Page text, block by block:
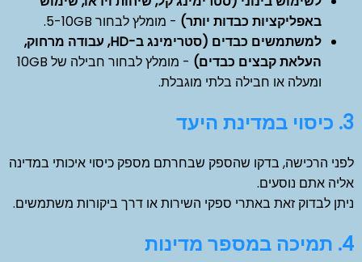
באפליקציות כבדות יותר) - מומלץ לבחור 5-10GB.
למשתמשים כבדים (סטרימינג ב-HD, עבודה מרחוק,
העלאת קבצים כבדים)
- מומלץ לבחור חבילה של 10GB
ומעלה או חבילה בלתי מוגבלת.
3. כיסוי במדינת היעד
לפני הרכישה, בדקו שהספק שבחרתם מספק כיסוי איכותי במדינה
אליה אתם נוסעים.
ניתן לבדוק זאת באתרי ספקי השירות או דרך ביקורות משתמשים.
4. תמיכה במספר מדינות